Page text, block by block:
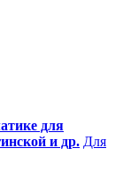
для
и др. Для